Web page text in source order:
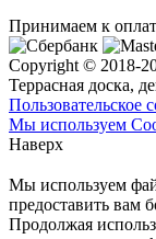
Принимаем к
Copyright © 2018-
Террасная доска,
Пользовательское
Мы используем
Наверх
Мы используем
предоставить вам
Продолжая